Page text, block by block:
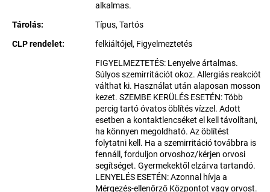
alkalmas.
Tárolás:
Típus, Tartós
CLP rendelet: felkiáltójel, Figyelmeztetés
FIGYELMEZTETÉS: Lenyelve ártalmas.
Súlyos szemirritációt okoz. Allergiás reakciót
válthat ki. Használat után alaposan mosson
kezet. SZEMBE KERÜLÉS ESETÉN: Több
percig tartó óvatos öblítés vízzel. Adott
esetben a kontaktlencséket el kell távolítani,
ha könnyen megoldható. Az öblítést
folytatni kell. Ha a szemirritáció továbbra is
fennáll, forduljon orvoshoz/kérjen orvosi
segítséget. Gyermekektől elzárva tartandó.
LENYELÉS ESETÉN: Azonnal hívja a
Mérgezés-ellenőrző Központot vagy orvost.